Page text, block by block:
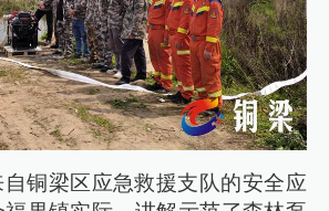
铜梁区应急救援支队的安全应